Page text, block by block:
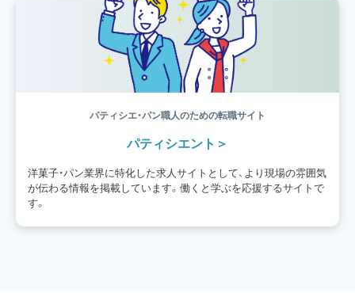
パティシエ・パン職人のための転職サイト
パティシエント
洋菓子・パン業界に特化した求人サイトとして、より現場の雰囲気
が伝わる情報を掲載しています。働くと学ぶを応援するサイトで
す。